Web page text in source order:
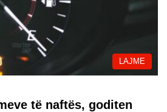
LAJME
të naftës, goditen